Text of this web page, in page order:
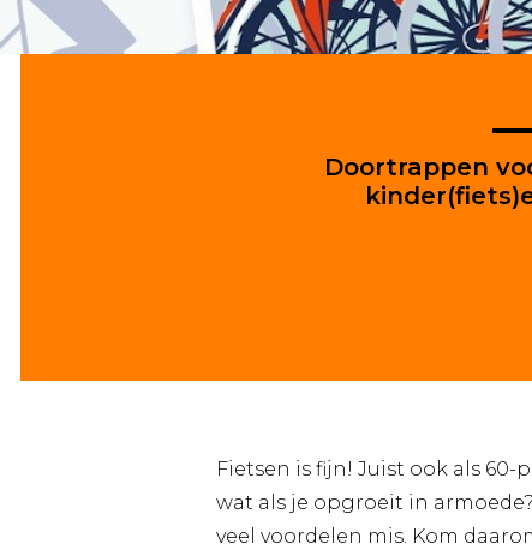
Doortrappen
Fietsen is fijn! Juist ook als
wat als je opgroeit in
veel voordelen mis. Kom